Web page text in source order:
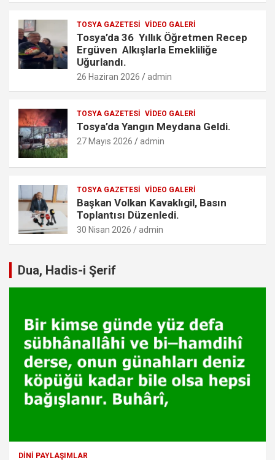
TOSYA GAZETESI VIDEO GALERI
Tosya’da 36 Yıllık Öğretmen Recep
Ergüven Alkışlarla Emekliliğe
Uğurlandı.
26 Haziran 2026 admin
TOSYA GAZETESI VIDEO GALERI
Tosya’da Yangın Meydana Geldi.
27 Mayıs 2026 admin
TOSYA GAZETESI VIDEO GALERI
Başkan Volkan Kavaklıgil, Basın
Toplantısı Düzenledi.
30 Nisan 2026 admin
Dua, Hadis-i Şerif
DINI PAYLAŞIMLAR